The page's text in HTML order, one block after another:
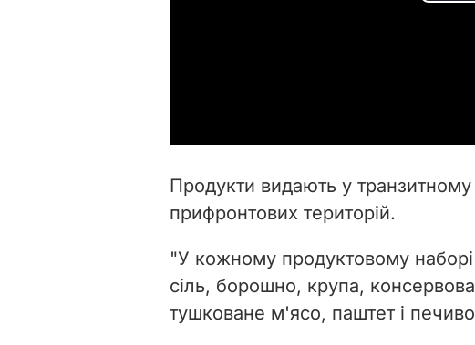
i
d
o
Продукти видають у транзитному
прифронтових територій.
"У кожному продуктовому
сіль, борошно, крупа,
тушковане м'ясо, паштет і